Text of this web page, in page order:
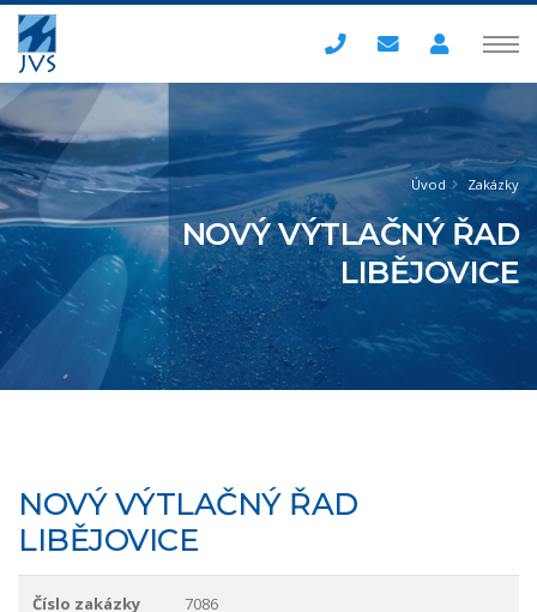
Úvod Zakázky
NOVÝ VÝTLAČNÝ ŘAD
LIBĚJOVICE
NOVÝ VÝTLAČNÝ ŘAD
LIBĚJOVICE
Číslo zakázky 7086